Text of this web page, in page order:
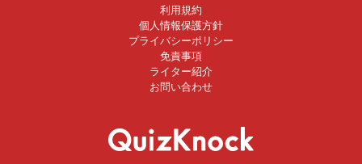
利用規約
個人情報保護方針
プライバシーポリシー
免責事項
ライター紹介
お問い合わせ